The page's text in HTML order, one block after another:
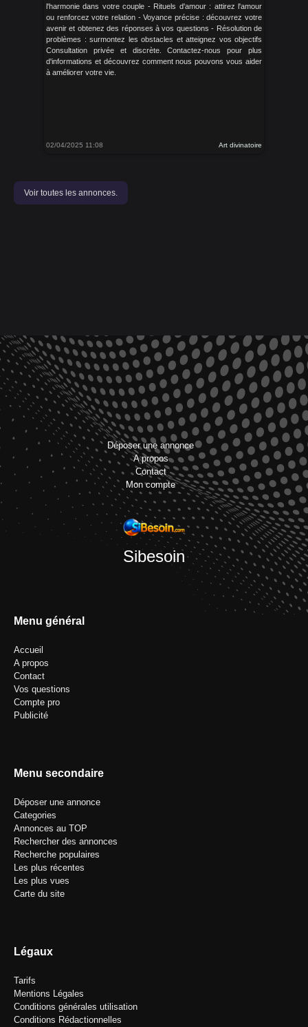
l'harmonie dans votre couple - Rituels d'amour : attirez l'amour
ou renforcez votre relation - Voyance précise : découvrez votre
avenir et obtenez des réponses à vos questions - Résolution de
problèmes : surmontez les obstacles et atteignez vos objectifs
Consultation privée et discrète. Contactez-nous pour plus
d'informations et découvrez comment nous pouvons vous aider
à améliorer votre vie.
02/04/2025 11:08 Art divinatoire
Voir toutes les annonces.
Déposer une annonce
A propos
Contact
Mon compte
Sibesoin
Menu général
Accueil
A propos
Contact
Vos questions
Compte pro
Publicité
Menu secondaire
Déposer une annonce
Categories
Annonces au TOP
Rechercher des annonces
Recherche populaires
Les plus récentes
Les plus vues
Carte du site
Légaux
Tarifs
Mentions Légales
Conditions générales utilisation
Conditions Rédactionnelles